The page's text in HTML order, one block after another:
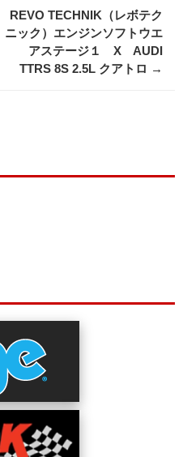
REVO TECHNIK（レボテク
ニック）エンジンソフトウエ
アステージ１ X AUDI
TTRS 8S 2.5L クアトロ →